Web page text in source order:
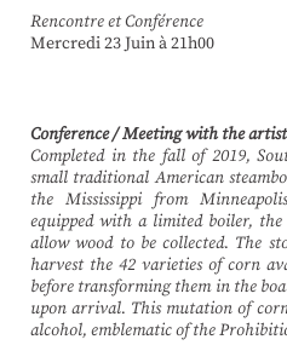
Rencontre et Conférence
Mercredi 23 Juin à 21h00
Conference / Meeting with the
Completed in the fall of 2019,
small traditional American
the Mississippi from
equipped with a limited boiler,
allow wood to be collected. The
harvest the 42 varieties of corn
before transforming them in the
upon arrival. This mutation of
alcohol, emblematic of the